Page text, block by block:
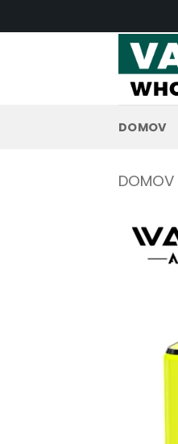
na
DOMOV
DOMOV